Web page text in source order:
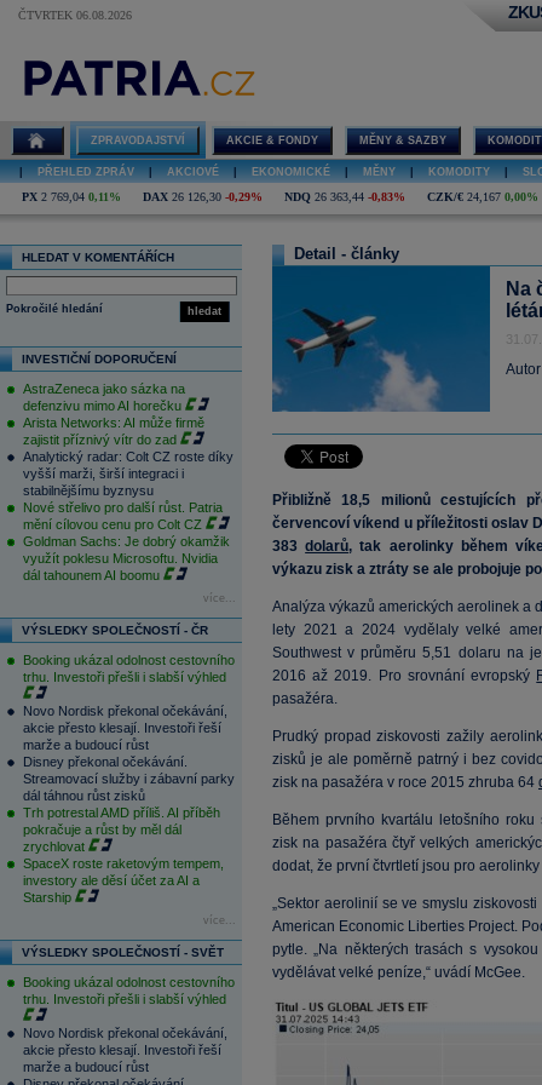
ČTVRTEK 06.08.2026
ZPRAVODAJSTVÍ AKCIE & FONDY MĚNY & SAZBY
PŘEHLED ZPRÁV AKCIOVÉ EKONOMICKÉ MĚNY KOMODITY
PX 2 769,04 0,11% DAX 26 126,30 -0,29% NDQ 26 363,44 -0,83% CZK/€ 24,167 0,00%
HLEDAT V KOMENTÁŘÍCH
hledat
Pokročilé hledání
INVESTIČNÍ DOPORUČENÍ
AstraZeneca jako sázka na
defenzivu mimo AI horečku
Arista Networks: AI může firmě
zajistit příznivý vítr do zad
Analytický radar: Colt CZ roste díky
vyšší marži, širší integraci i
stabilnějšímu byznysu
Nové střelivo pro další růst. Patria
mění cílovou cenu pro Colt CZ
Goldman Sachs: Je dobrý okamžik
využít poklesu Microsoftu. Nvidia
dál tahounem AI boomu
více...
VÝSLEDKY SPOLEČNOSTÍ - ČR
Booking ukázal odolnost cestovního
trhu. Investoři přešli i slabší výhled
Novo Nordisk překonal očekávání,
akcie přesto klesají. Investoři řeší
marže a budoucí růst
Disney překonal očekávání.
Streamovací služby i zábavní parky
dál táhnou růst zisků
Trh potrestal AMD příliš. AI příběh
pokračuje a růst by měl dál
zrychlovat
SpaceX roste raketovým tempem,
investory ale děsí účet za AI a
Starship
více...
VÝSLEDKY SPOLEČNOSTÍ - SVĚT
Booking ukázal odolnost cestovního
trhu. Investoři přešli i slabší výhled
Novo Nordisk překonal očekávání,
akcie přesto klesají. Investoři řeší
marže a budoucí růst
Detail - články
Na
Přibližně 18,5 milionů cestujících
červencoví víkend u příležitosti oslav
383dolarů, tak aerolinky během
výkazu zisk a ztráty se ale probojuje
Analýza výkazů amerických aerolinek a
lety 2021 a 2024 vydělaly velké
Southwest v průměru 5,51 dolaru na
2016 až 2019. Pro srovnání evropský
pasažéra.
Prudký propad ziskovosti zažily
zisků je ale poměrně patrný i bez
zisk na pasažéra v roce 2015 zhruba 64
Během prvního kvartálu letošního
zisk na pasažéra čtyř velkých
dodat, že první čtvrtletí jsou pro
„Sektor aerolinií se ve smyslu
American Economic Liberties Project.
pytle. „Na některých trasách s
vydělávat velké peníze,“ uvádí McGee.